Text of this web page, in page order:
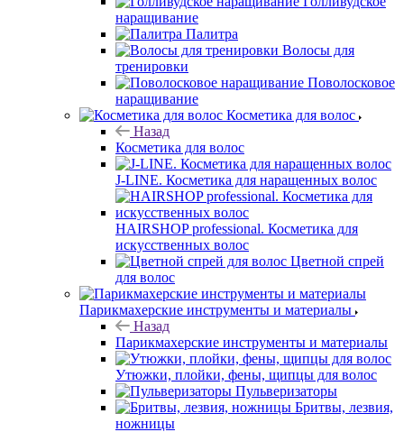
наращивание
Палитра
Волосы для
тренировки
Поволосковое
наращивание
Косметика для волос
Назад
Косметика для волос
J-LINE. Косметика для наращенных волос
HAIRSHOP professional. Косметика для
искусственных волос
Цветной спрей
для волос
Парикмахерские инструменты и материалы
Назад
Парикмахерские инструменты и материалы
Утюжки, плойки, фены, щипцы для волос
Пульверизаторы
Бритвы, лезвия,
ножницы